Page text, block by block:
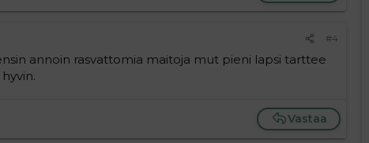
#4
annoin rasvattomia maitoja mut pieni lapsi tarttee
Vastaa